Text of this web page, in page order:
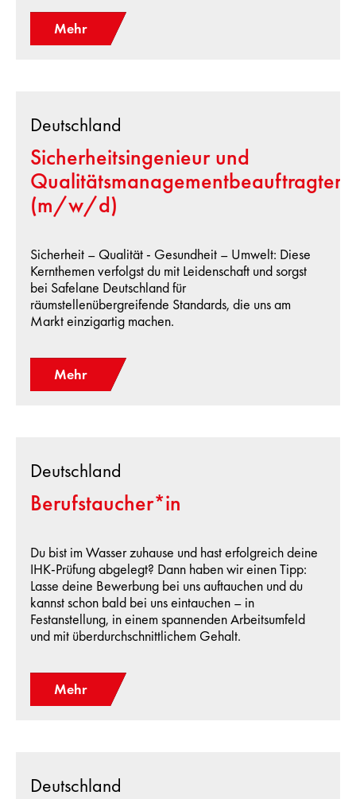
Mehr
Deutschland
Sicherheitsingenieur und
Qualitätsmanagementbeauftragter
(m/w/d)
Sicherheit – Qualität - Gesundheit – Umwelt: Diese
Kernthemen verfolgst du mit Leidenschaft und sorgst
bei Safelane Deutschland für
räumstellenübergreifende Standards, die uns am
Markt einzigartig machen.
Mehr
Deutschland
Berufstaucher*in
Du bist im Wasser zuhause und hast erfolgreich deine
IHK-Prüfung abgelegt? Dann haben wir einen Tipp:
Lasse deine Bewerbung bei uns auftauchen und du
kannst schon bald bei uns eintauchen – in
Festanstellung, in einem spannenden Arbeitsumfeld
und mit überdurchschnittlichem Gehalt.
Mehr
Deutschland